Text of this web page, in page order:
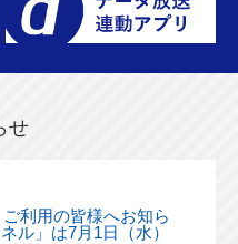
せ
利用の皆様へお知ら
ル」は7月1日（水）